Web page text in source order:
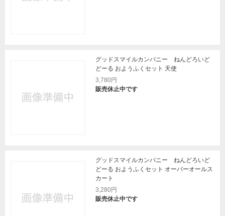
グッドスマイルカンパニー ねんどろいど
どーる おようふくセット 天使
3,780円
販売休止中です
グッドスマイルカンパニー ねんどろいど
どーる おようふくセット オーバーオールス
カート
3,280円
販売休止中です